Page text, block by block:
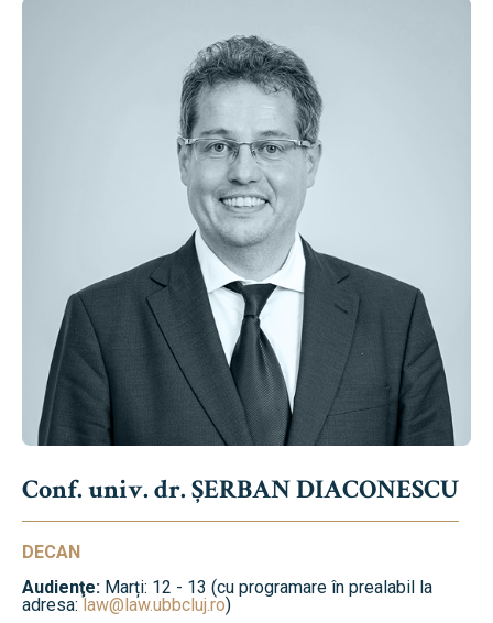
Conf. univ. dr. ȘERBAN DIACONESCU
DECAN
Audienţe: Marți: 12 - 13 (cu programare în prealabil la
adresa:law@law.ubbcluj.ro)